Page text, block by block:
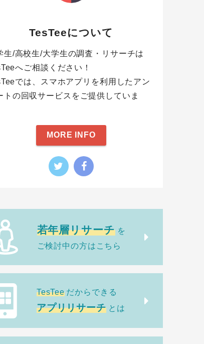
TesTeeについて
生/高校生/大学生の調査・リサーチは
へご相談ください！
では、スマホアプリを利用したアン
トの回収サービスをご提供していま
MORE INFO
若年層リサーチ を
ご検討中の方はこちら
TesTee だからできる
アプリリサーチ とは